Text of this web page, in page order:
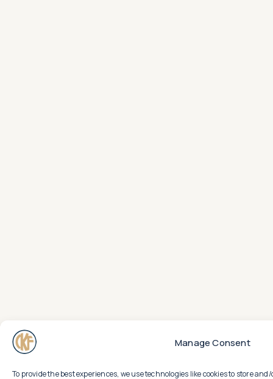
Manage Consent
To provide the best experiences, we use technologies like cookies to store